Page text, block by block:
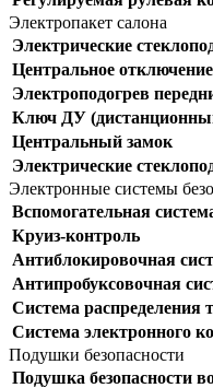
Электропакет салона
Электрические
Центральное
Электроподогрев
Ключ ДУ
Центральный замок
Электрические
Электронные системы
Вспомогательная
Круиз-контроль
Антиблокировочная
Антипробуксовочная
Система распределения
Система электронного
Подушки безопасности
Подушка безопасности